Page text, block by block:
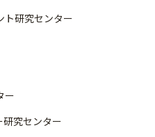
ト研究センター
ー
研究センター